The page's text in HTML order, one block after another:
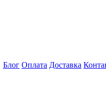
Блог Оплата Доставка